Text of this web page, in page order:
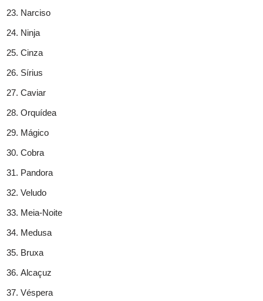
Narciso
Ninja
Cinza
Sírius
Caviar
Orquídea
Mágico
Cobra
Pandora
Veludo
Meia-Noite
Medusa
Bruxa
Alcaçuz
Véspera